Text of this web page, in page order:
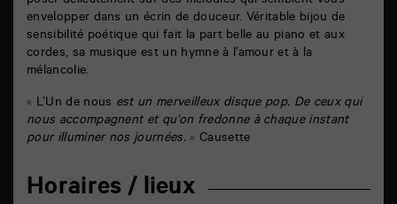
envelopper dans un écrin de douceur. Véritable bijou de
sensibilité poétique qui fait la part belle au piano et aux
cordes, sa musique est un hymne à l’amour et à la
mélancolie.
« L’Un de nous est un merveilleux disque pop. De ceux qui
nous accompagnent et qu’on fredonne à chaque instant
pour illuminer nos journées. » Causette
Horaires / lieux